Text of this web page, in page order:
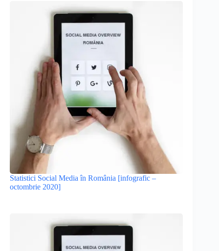
Statistici Social Media în România [infografic –
octombrie 2020]